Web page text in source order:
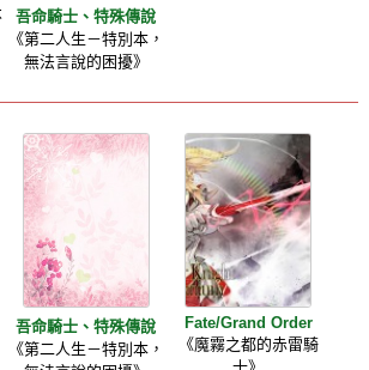
吾命騎士、特殊傳說
《第二人生－特別本，
無法言說的困擾》
吾命騎士、特殊傳說
《第二人生－特別本，
Fate/Grand Order
《魔霧之都的赤雷騎